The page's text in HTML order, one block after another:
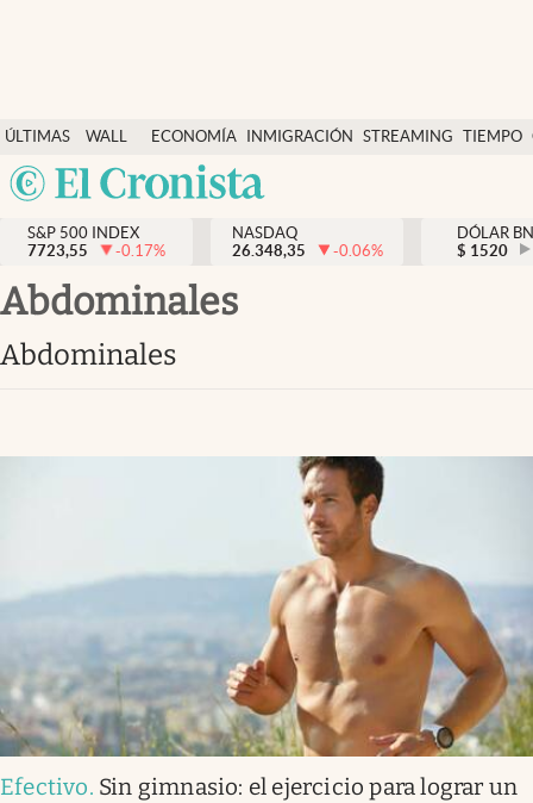
ÚLTIMAS
NOTICIAS
WALL
STREET
Y
DÓLAR
ECONOMÍA INMIGRACIÓN STREAMING TIEMPO
México
Finanzas y economía
Wall Street y dólar
Inmigración
Tiempo
Ciencia y salud
Streaming
S&P 500 INDEX
7723,55
-0.17%
NASDAQ
26.348,35
-0.06%
DÓLAR
$ 1520
abdominales
abdominales
Efectivo. Sin gimnasio: el ejercicio para lograr un